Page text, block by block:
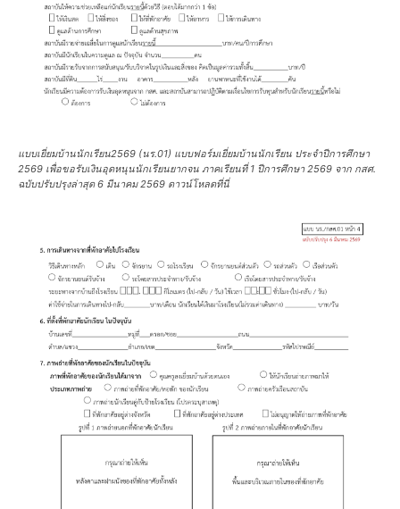
แบบเยี่ยมบ้านนักเรียน2569 (นร.01) แบบฟอร์มเยี่ยมบ้านนักเรียน ประจำปีการศึกษา
2569 เพื่อขอรับเงินอุดหนุนนักเรียนยากจน ภาคเรียนที่ 1 ปีการศึกษา 2569 จาก กสศ.
ฉบับปรับปรุงล่าสุด 6 มีนาคม 2569 ดาวน์โหลดที่นี่